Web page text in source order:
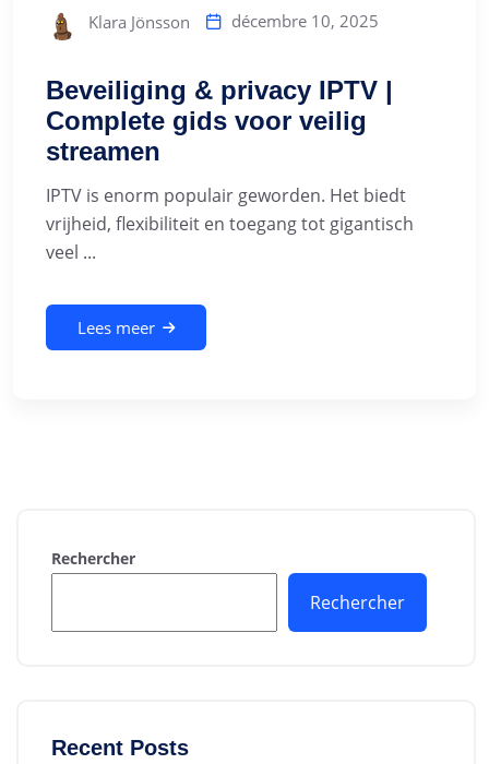
Klara Jönsson décembre 10, 2025
Beveiliging & privacy IPTV |
Complete gids voor veilig
streamen
IPTV is enorm populair geworden. Het biedt
vrijheid, flexibiliteit en toegang tot gigantisch
veel ...
Lees meer
Rechercher
Rechercher
Recent Posts